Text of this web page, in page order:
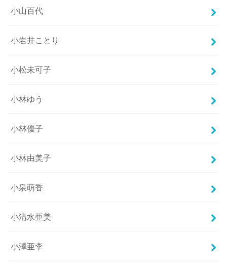
小山百代
小岩井ことり
小松未可子
小林ゆう
小林優子
小林由美子
小泉萌香
小清水亜美
小澤亜李